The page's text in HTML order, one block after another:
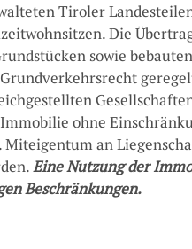
Tiroler
Die
sowie
ohne
Miteigentum an
Eine Nutzung der
Beschränkungen.